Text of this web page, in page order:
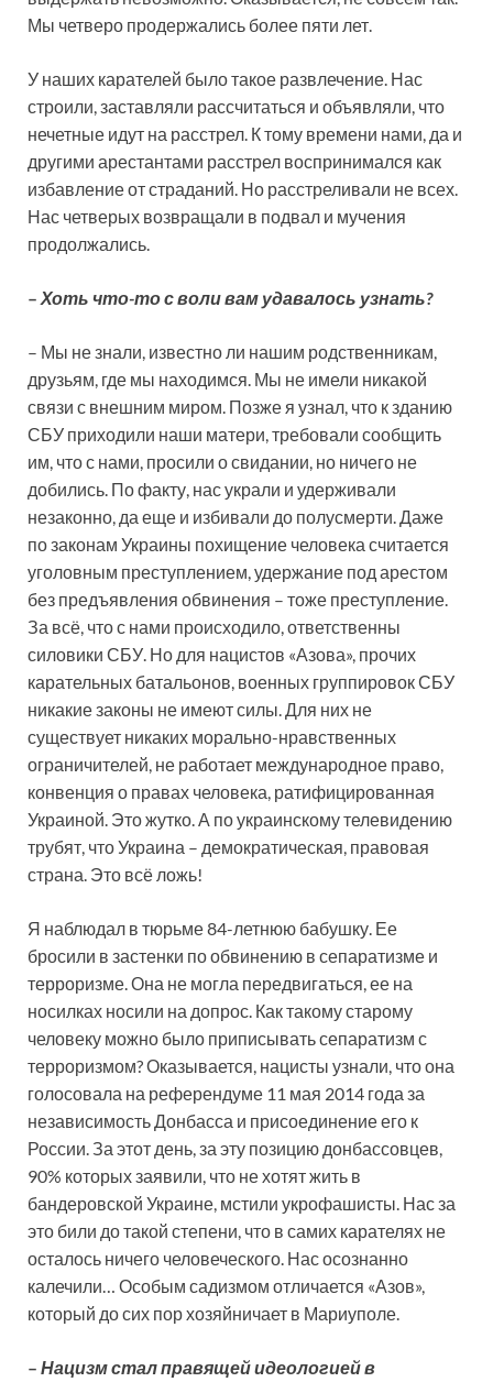
Мы четверо продержались более пяти лет.
У наших карателей было такое развлечение. Нас
строили, заставляли рассчитаться и объявляли, что
нечетные идут на расстрел. К тому времени нами, да и
другими арестантами расстрел воспринимался как
избавление от страданий. Но расстреливали не всех.
Нас четверых возвращали в подвал и мучения
продолжались.
– Хоть что-то с воли вам удавалось узнать?
– Мы не знали, известно ли нашим родственникам,
друзьям, где мы находимся. Мы не имели никакой
связи с внешним миром. Позже я узнал, что к зданию
СБУ приходили наши матери, требовали сообщить
им, что с нами, просили о свидании, но ничего не
добились. По факту, нас украли и удерживали
незаконно, да еще и избивали до полусмерти. Даже
по законам Украины похищение человека считается
уголовным преступлением, удержание под арестом
без предъявления обвинения – тоже преступление.
За всё, что с нами происходило, ответственны
силовики СБУ. Но для нацистов «Азова», прочих
карательных батальонов, военных группировок СБУ
никакие законы не имеют силы. Для них не
существует никаких морально-нравственных
ограничителей, не работает международное право,
конвенция о правах человека, ратифицированная
Украиной. Это жутко. А по украинскому телевидению
трубят, что Украина – демократическая, правовая
страна. Это всё ложь!
Я наблюдал в тюрьме 84-летнюю бабушку. Ее
бросили в застенки по обвинению в сепаратизме и
терроризме. Она не могла передвигаться, ее на
носилках носили на допрос. Как такому старому
человеку можно было приписывать сепаратизм с
терроризмом? Оказывается, нацисты узнали, что она
голосовала на референдуме 11 мая 2014 года за
независимость Донбасса и присоединение его к
России. За этот день, за эту позицию донбассовцев,
90% которых заявили, что не хотят жить в
бандеровской Украине, мстили укрофашисты. Нас за
это били до такой степени, что в самих карателях не
осталось ничего человеческого. Нас осознанно
калечили… Особым садизмом отличается «Азов»,
который до сих пор хозяйничает в Мариуполе.
– Нацизм стал правящей идеологией в